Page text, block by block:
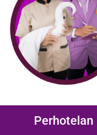
Perhotelan